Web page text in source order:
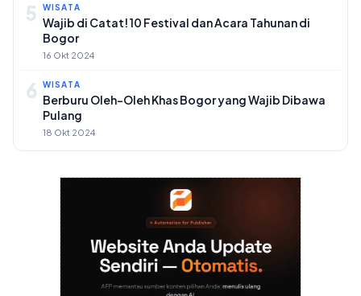
5 WISATA
Wajib di Catat! 10 Festival dan Acara Tahunan di
Bogor
16 Okt 2024
6 WISATA
Berburu Oleh-Oleh Khas Bogor yang Wajib Dibawa
Pulang
18 Okt 2024